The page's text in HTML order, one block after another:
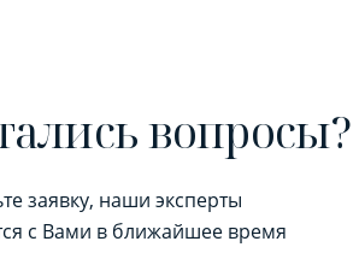
вопросы?
заявку, наши эксперты
с Вами в ближайшее время